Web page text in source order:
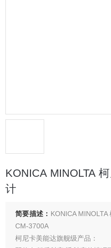
KONICA MINOLTA
计
简要描述： KONICA
CM-3700A
柯尼卡美能达旗舰级产品：